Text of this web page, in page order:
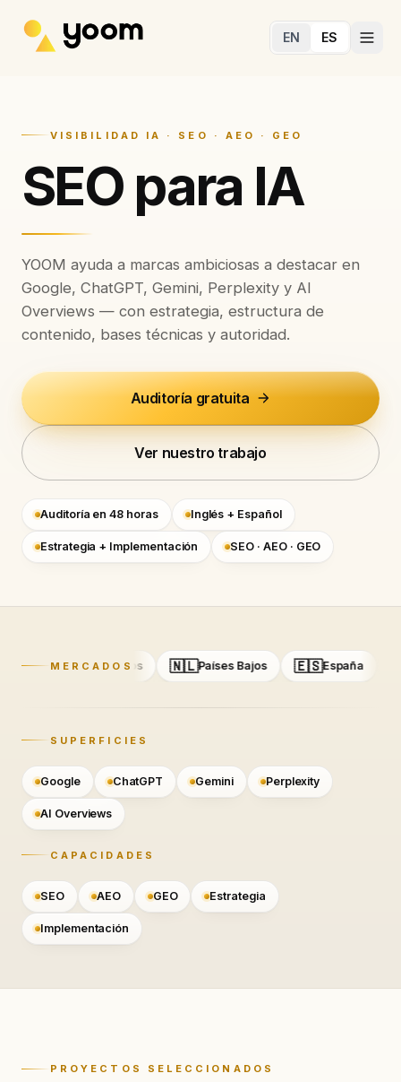
EN ES
VISIBILIDAD IA · SEO · AEO · GEO
SEO para IA
YOOM ayuda a marcas ambiciosas a destacar en
Google, ChatGPT, Gemini, Perplexity y AI
Overviews — con estrategia, estructura de
contenido, bases técnicas y autoridad.
Auditoría gratuita
Ver nuestro trabajo
Auditoría en 48 horas Inglés + Español
Estrategia + Implementación SEO · AEO · GEO
MERCADOS
Clientes en USA, Países Bajos, España, Emiratos
🇺🇸Estados Unidos 🇳🇱Países Bajos 🇪🇸España 🇦🇪
SUPERFICIES
Google ChatGPT Gemini Perplexity
AI Overviews
CAPACIDADES
SEO AEO GEO Estrategia
Implementación
PROYECTOS SELECCIONADOS